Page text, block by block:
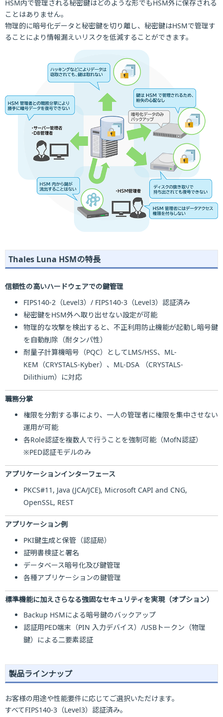
HSM内で管理される秘密鍵はどのような形でもHSM外に保存される
ことはありません。
物理的に暗号化データと秘密鍵を切り離し、秘密鍵はHSMで管理す
ることにより情報漏えいリスクを低減することができます。
Thales Luna HSMの特長
信頼性の高いハードウェアでの鍵管理
FIPS140-2（Level3）/ FIPS140-3（Level3）認証済み
秘密鍵をHSM外へ取り出せない設定が可能
物理的な攻撃を検出すると、不正利用防止機能が起動し暗号鍵
を自動削除（耐タンパ性）
耐量子計算機暗号（PQC）としてLMS/HSS、ML-
KEM（CRYSTALS-Kyber）、ML-DSA （CRYSTALS-
Dilithium）に対応
職務分掌
権限を分割する事により、一人の管理者に権限を集中させない
運用が可能
各Role認証を複数人で行うことを強制可能（MofN認証）
※PED認証モデルのみ
アプリケーションインターフェース
PKCS#11, Java (JCA/JCE), Microsoft CAPI and CNG,
OpenSSL, REST
アプリケーション例
PKI鍵生成と保管（認証局）
証明書検証と署名
データベース暗号化及び鍵管理
各種アプリケーションの鍵管理
標準機能に加えさらなる強固なセキュリティを実現（オプション）
Backup HSMによる暗号鍵のバックアップ
認証用PED端末（PIN 入力デバイス）/USBトークン（物理
鍵）による二要素認証
製品ラインナップ
お客様の用途や性能要件に応じてご選択いただけます。
すべてFIPS140-3（Level3）認証済み。